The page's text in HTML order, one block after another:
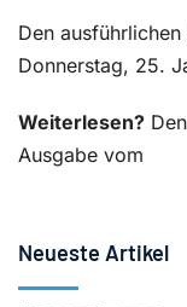
Den
Donnerstag, 25.
Weiterlesen?
Ausgabe vom
Neueste Artikel